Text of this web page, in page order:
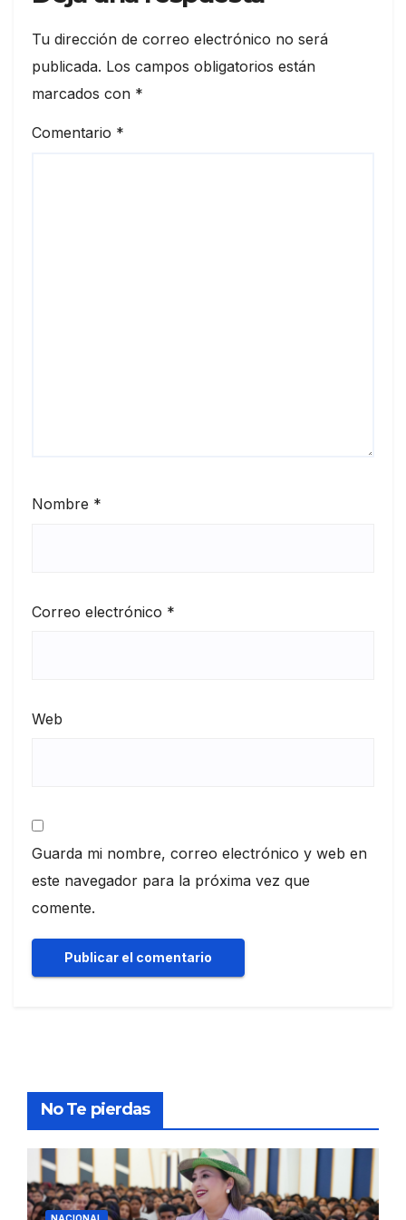
Tu dirección de correo electrónico no será
publicada. Los campos obligatorios están
marcados con *
Comentario *
Nombre *
Correo electrónico *
Web
Guarda mi nombre, correo electrónico y web en
este navegador para la próxima vez que
comente.
No Te pierdas